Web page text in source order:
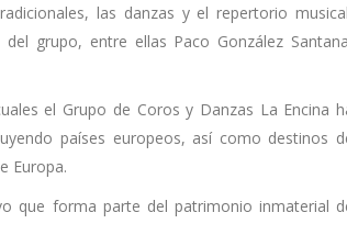
las danzas y el repertorio
grupo, entre ellas Paco González
el Grupo de Coros y Danzas La Encina
países europeos, así como destinos
Europa.
que forma parte del patrimonio inmaterial